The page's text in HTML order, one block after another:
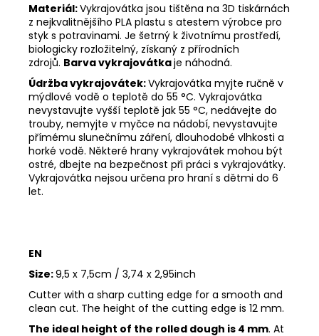
Materiál:Vykrajovátka jsou tištěna na 3D tiskárnách
z nejkvalitnějšího PLA plastu s atestem výrobce pro
styk s potravinami. Je šetrný k životnímu prostředí,
biologicky rozložitelný, získaný z přírodních
zdrojů. Barva vykrajovátkaje náhodná.
Údržba vykrajovátek:Vykrajovátka myjte ručně v
mýdlové vodě o teplotě do 55 °C. Vykrajovátka
nevystavujte vyšší teplotě jak 55 °C, nedávejte do
trouby, nemyjte v myčce na nádobí, nevystavujte
přímému slunečnímu záření, dlouhodobé vlhkosti a
horké vodě. Některé hrany vykrajovátek mohou být
ostré, dbejte na bezpečnost při práci s vykrajovátky.
Vykrajovátka nejsou určena pro hraní s dětmi do 6
let.
EN
Size:9,5 x 7,5cm / 3,74 x 2,95inch
Cutter with a sharp cutting edge for a smooth and
clean cut. The height of the cutting edge is 12 mm.
The ideal height of the rolled dough is 4 mm. At